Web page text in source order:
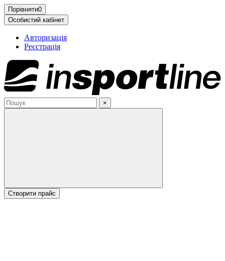
Порівняти0
Особистий кабінет
Авторизація
Реєстрація
×
Cтворити прайс